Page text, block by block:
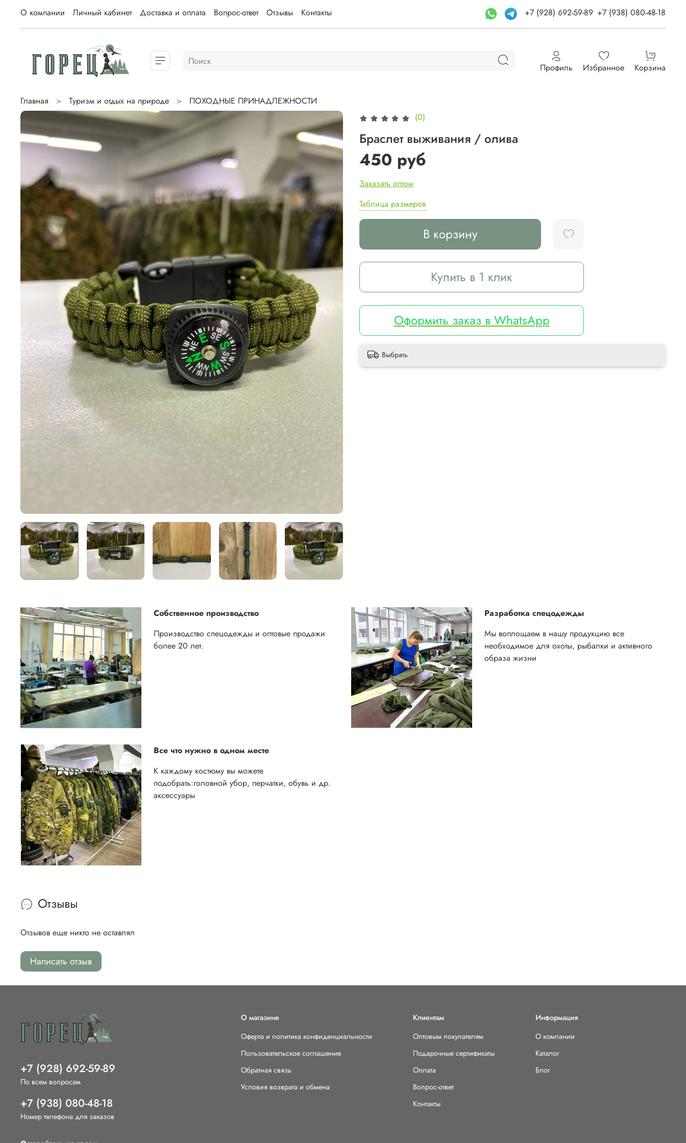
О компании Личный кабинет Доставка и оплата Вопрос-ответ Отзывы Контакты +7 (928) 692-59-89 +7 (938) 080-48-18
Профиль Избранное Корзина
Главная Туризм и отдых на природе
ПОХОДНЫЕ ПРИНАДЛЕЖНОСТИ
(0)
Браслет выживания / олива
450 руб
Заказать оптом
Таблица размеров
В корзину
Купить в 1 клик
Оформить заказ в WhatsApp
Выбрать
Собственное производство
Производство спецодежды и оптовые продажи
более 20 лет.
Разработка спецодежды
Мы воплощаем в нашу продукцию все
необходимое для охоты, рыбалки и активного
образа жизни
Все что нужно в одном месте
К каждому костюму вы можете
подобрать:головной убор, перчатки, обувь и др.
аксессуары
Отзывы
Отзывов еще никто не оставлял
Написать отзыв
О магазине
Оферта и политика конфиденциальности
Пользовательское соглашение
Обратная связь
Условия возврата и обмена
Клиентам
Оптовым покупателям
Подарочные сертификаты
Оплата
Вопрос-ответ
Контакты
Информация
О компании
Каталог
Блог
+7 (928) 692-59-89
По всем вопросам
+7 (938) 080-48-18
Номер телефона для заказов